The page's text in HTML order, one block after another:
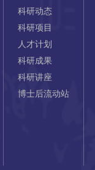
科研动态
科研项目
人才计划
科研成果
科研讲座
博士后流动站